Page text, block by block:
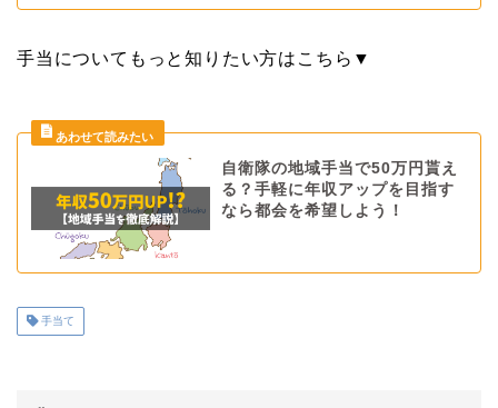
手当についてもっと知りたい方はこちら▼
自衛隊の地域手当で50万円貰え
る？手軽に年収アップを目指す
なら都会を希望しよう！
手当て